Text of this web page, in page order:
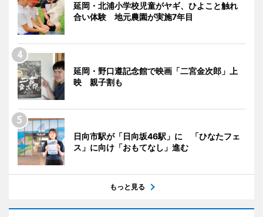
延岡・北浦小学校児童がヤギ、ひよこと触れ
合い体験 地元農園が実施7年目
延岡・野口遵記念館で映画「二宮金次郎」上
映 親子割も
日向市駅が「日向坂46駅」に 「ひなたフェ
ス」に向け「おもてなし」進む
もっと見る